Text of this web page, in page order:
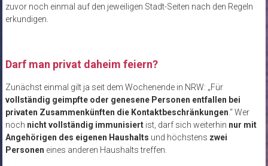
zuvor noch einmal auf den jeweiligen Stadt-Seiten nach den Regeln
erkundigen.
Darf man privat daheim feiern?
Zunächst einmal gilt ja seit dem Wochenende in NRW: „Für
vollständig geimpfte oder genesene Personen entfallen bei
privaten Zusammenkünften die Kontaktbeschränkungen .“ Wer
noch nicht vollständig immunisiertist, darf sich weiterhin nur mit
Angehörigen des eigenen Haushalts und höchstens zwei
Personen eines anderen Haushalts treffen.